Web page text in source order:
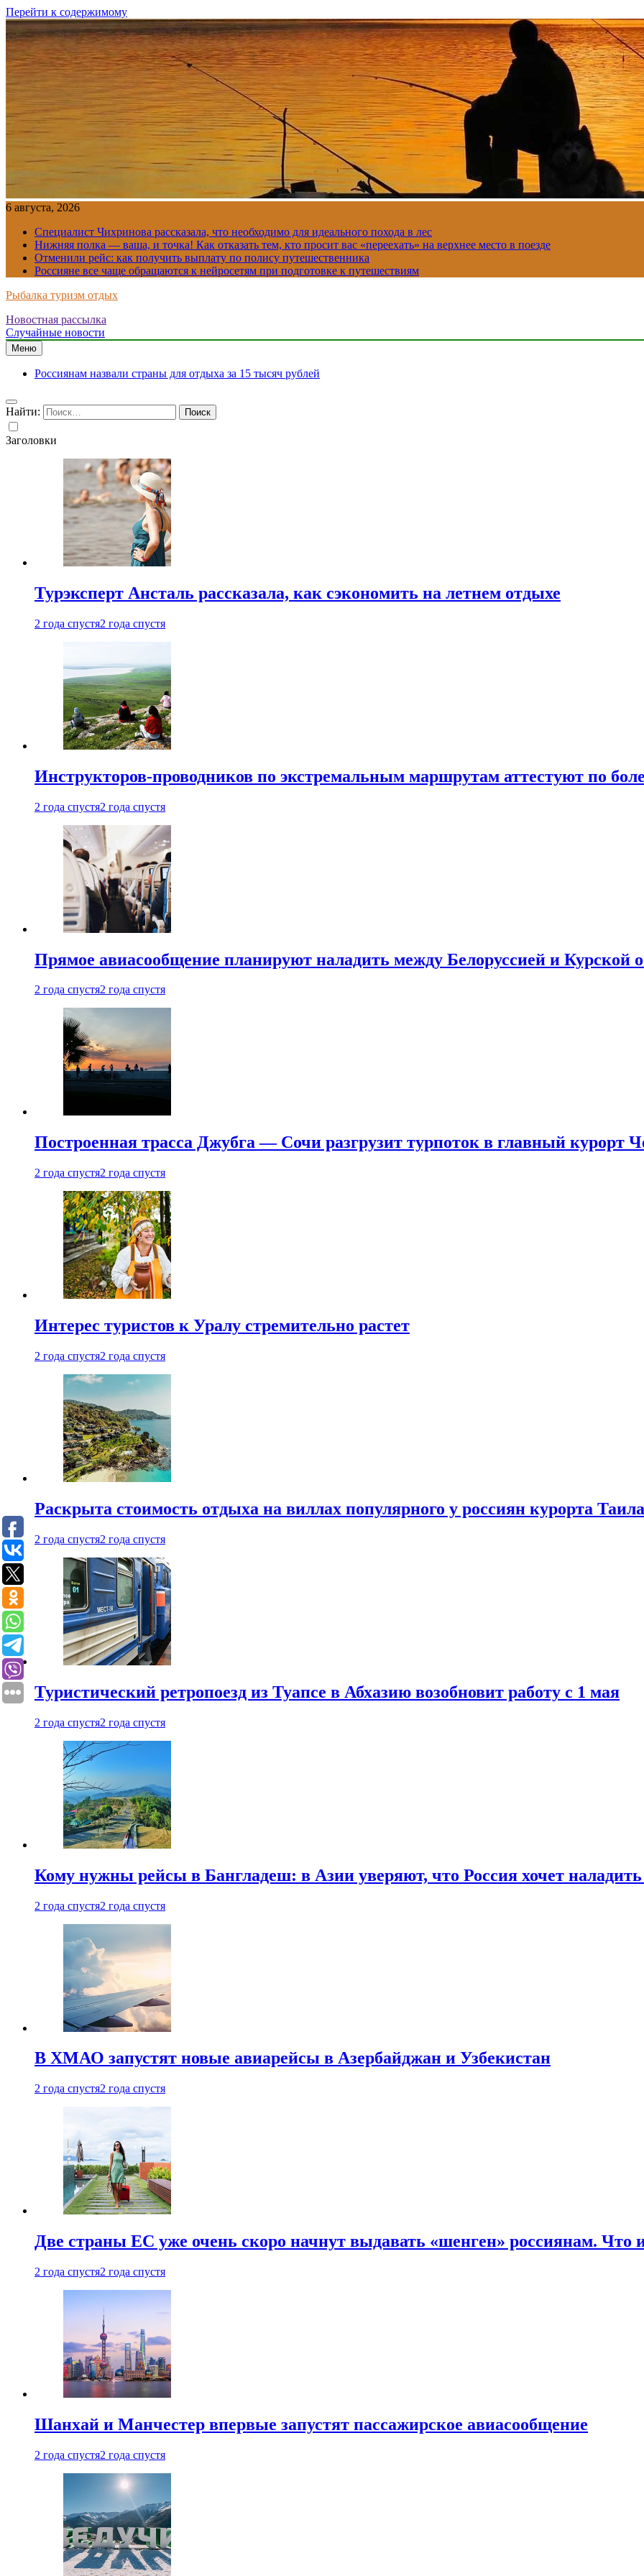
Перейти к содержимому
6 августа, 2026
Специалист Чихринова рассказала, что необходимо для идеального похода в лес
Нижняя полка — ваша, и точка! Как отказать тем, кто просит вас «переехать» на верхнее место в поезде
Отменили рейс: как получить выплату по полису путешественника
Россияне все чаще обращаются к нейросетям при подготовке к путешествиям
Рыбалка туризм отдых
Новостная рассылка
Случайные новости
Меню
Россиянам назвали страны для отдыха за 15 тысяч рублей
Найти:
Заголовки
Турэксперт Ансталь рассказала, как сэкономить на летнем отдыхе
2 года спустя2 года спустя
Инструкторов-проводников по экстремальным маршрутам аттестуют по
2 года спустя2 года спустя
Прямое авиасообщение планируют наладить между Белоруссией и Курской
2 года спустя2 года спустя
Построенная трасса Джубга — Сочи разгрузит турпоток в главный курорт
2 года спустя2 года спустя
Интерес туристов к Уралу стремительно растет
2 года спустя2 года спустя
Раскрыта стоимость отдыха на виллах популярного у россиян курорта
2 года спустя2 года спустя
Туристический ретропоезд из Туапсе в Абхазию возобновит работу с 1 мая
2 года спустя2 года спустя
Кому нужны рейсы в Бангладеш: в Азии уверяют, что Россия хочет
2 года спустя2 года спустя
В ХМАО запустят новые авиарейсы в Азербайджан и Узбекистан
2 года спустя2 года спустя
Две страны ЕС уже очень скоро начнут выдавать «шенген» россиянам. Что
2 года спустя2 года спустя
Шанхай и Манчестер впервые запустят пассажирское авиасообщение
2 года спустя2 года спустя